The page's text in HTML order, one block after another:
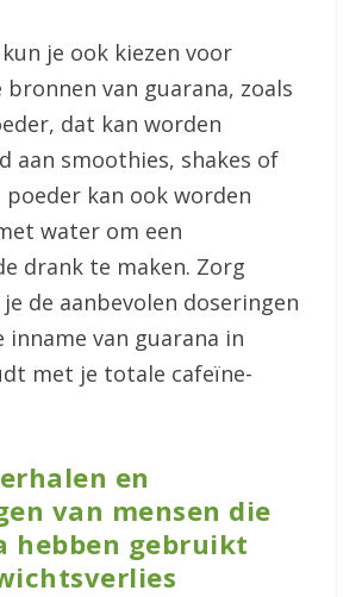
je ook kiezen voor
van guarana, zoals
dat kan worden
aan smoothies, shakes of
poeder kan ook worden
water om een
drank te maken. Zorg
de aanbevolen doseringen
inname van guarana in
met je totale cafeïne-
en
van mensen die
hebben gebruikt